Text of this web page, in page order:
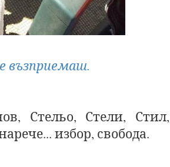
възприемаш.
Стельо, Стели, Стил,
избор, свобода.